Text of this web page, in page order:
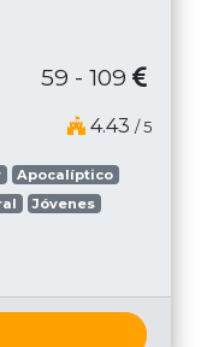
59 - 109
4.43 / 5
Apocalíptico
Jóvenes